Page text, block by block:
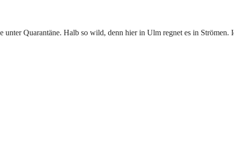
unter Quarantäne. Halb so wild, denn hier in Ulm regnet es in Strömen.